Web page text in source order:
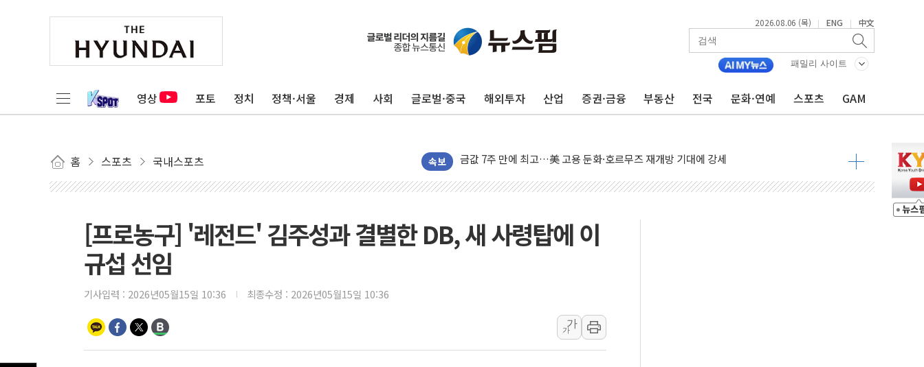
2026.08.06 (목) | ENG | 中文
패밀리 사이트
영상 포토 정치 정책·서울 경제 사회 글로벌·중국 해외투자 산업 증권·금융 부동산 전국 문화·연예 스포츠 GAM
홈 스포츠 국내스포츠 속보
구광모, 내주 실리콘밸리서 젠슨 황 재회…로봇·AI 데이터센터·모빌리티 구체화
뉴욕증시 개장 전 특징주...모더나·아이온큐·도어대시↑ VS 샌디스크·피그마·앱러빈↓
뉴욕증시 프리뷰, 미 주가선물 AI주 차익실현 속 혼조세...웨스턴디지털·샌디스크↓
청와대, 북한 단거리 탄도미사일 발사에 긴급 안보 점검회의
[인도증시] 중동 긴장 완화에 실적 호조까지, 상승...호실적 보고 기업 상승세 뚜렷
러, 1인칭시점 드론으로 우크라 민간인 '사파리' 공격… 시민들 공포감 극대화 전략
'월가의 황제' 다이먼 "금융시장 레버리지 위험수위…숨은 차입이 더 큰 변수"
양주 섬유염색공장서 화재 1명 중상…대응 1단계 진압 중
우크라 드론 전술, 중남미 콜롬비아에 새 안보 위기… 반군·마약카르텔이 습득해 전투 활용
동해해경, 독도 해상서 부유물 감긴 어선 구조
[프로농구] '레전드' 김주성과 결별한 DB, 새 사령탑에 이
규섭 선임
기사입력 : 2026년05월15일 10:36 최종수정 : 2026년05월15일 10:36
가
가